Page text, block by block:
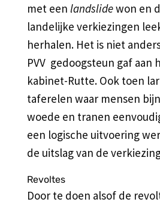
met een landslidewon en
landelijke verkiezingen
herhalen. Het is niet
PVV gedoogsteun gaf aan
kabinet-Rutte. Ook toen
taferelen waar mensen
woede en tranen
een logische uitvoering
de uitslag van de
Revoltes
Door te doen alsof de